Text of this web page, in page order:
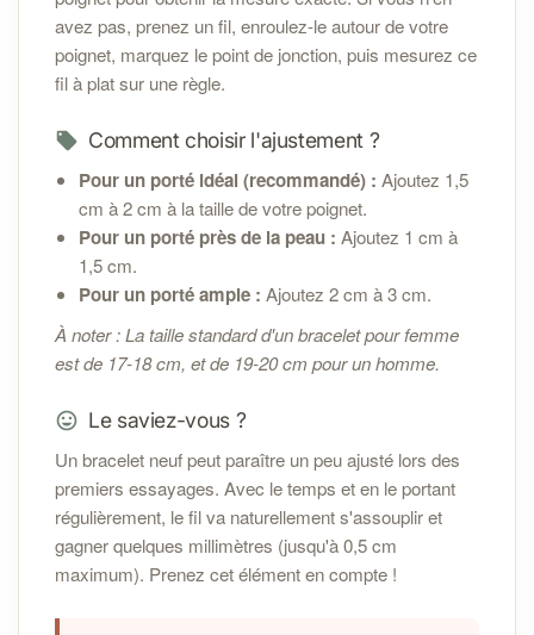
avez pas, prenez un fil, enroulez-le autour de votre
poignet, marquez le point de jonction, puis mesurez ce
fil à plat sur une règle.
Comment choisir l'ajustement ?
Pour un porté idéal (recommandé) : Ajoutez 1,5
cm à 2 cm à la taille de votre poignet.
Pour un porté près de la peau : Ajoutez 1 cm à
1,5 cm.
Pour un porté ample : Ajoutez 2 cm à 3 cm.
À noter : La taille standard d'un bracelet pour femme
est de 17-18 cm, et de 19-20 cm pour un homme.
Le saviez-vous ?
Un bracelet neuf peut paraître un peu ajusté lors des
premiers essayages. Avec le temps et en le portant
régulièrement, le fil va naturellement s'assouplir et
gagner quelques millimètres (jusqu'à 0,5 cm
maximum). Prenez cet élément en compte !